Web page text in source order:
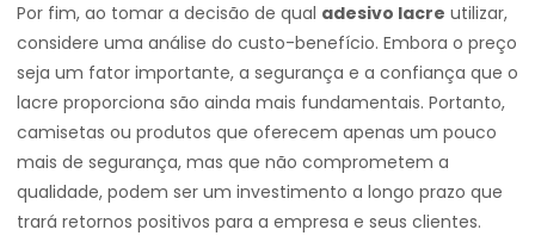
Por fim, ao tomar a decisão de qual adesivo lacre utilizar,
considere uma análise do custo-benefício. Embora o preço
seja um fator importante, a segurança e a confiança que o
lacre proporciona são ainda mais fundamentais. Portanto,
camisetas ou produtos que oferecem apenas um pouco
mais de segurança, mas que não comprometem a
qualidade, podem ser um investimento a longo prazo que
trará retornos positivos para a empresa e seus clientes.